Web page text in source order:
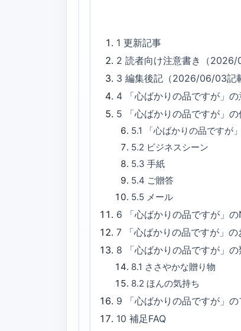
1更新記事
2読者向け注意書き（2026/
3編集後記（2026/06/03記
4
「心ばかりの品ですが」
5
「心ばかりの品ですが」
5.1
「心ばかりの品ですが
5.2 ビジネスシーン
5.3 手紙
5.4 ご贈答
5.5 メール
6
「心ばかりの品ですが」
7
「心ばかりの品ですが」
8
「心ばかりの品ですが」
8.1 ささやかな贈り物
8.2 ほんの気持ち
9
「心ばかりの品ですが」
10補足FAQ